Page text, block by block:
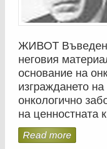
ЖИВОТ
неговия
основание на
изграждането
онкологично
на ценностната
Read more